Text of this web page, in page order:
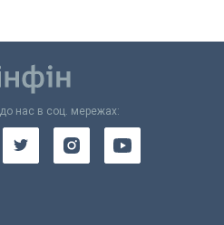
нас в соц. мережах: